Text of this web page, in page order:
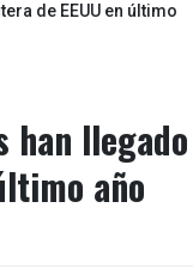
de EEUU en último
han llegado
año